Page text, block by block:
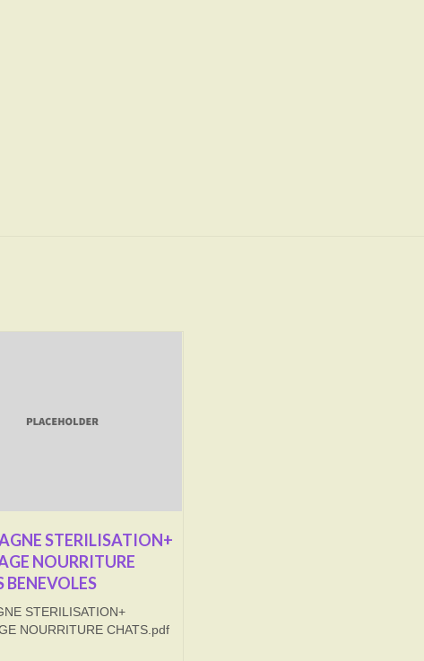
STERILISATION+
NOURRITURE
BENEVOLES
STERILISATION+
NOURRITURE CHATS.pdf